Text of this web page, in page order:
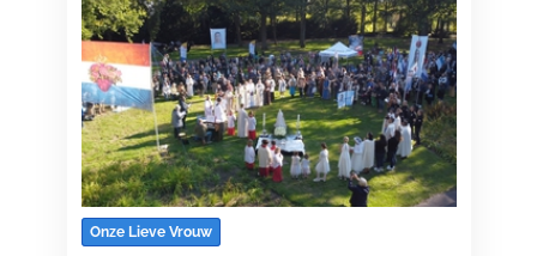
Onze Lieve Vrouw